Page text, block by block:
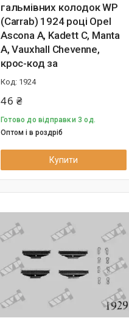
гальмівних колодок WP
(Carrab) 1924 році Opel
Ascona A, Kadett C, Manta
A, Vauxhall Chevenne,
крос-код за
1924
46 ₴
Готово до відправки 3 од.
Оптом і в роздріб
Купити